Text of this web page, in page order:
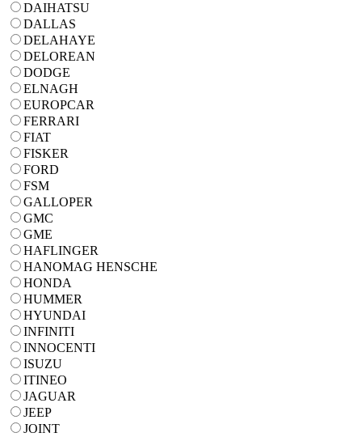
DAIHATSU
DALLAS
DELAHAYE
DELOREAN
DODGE
ELNAGH
EUROPCAR
FERRARI
FIAT
FISKER
FORD
FSM
GALLOPER
GMC
GME
HAFLINGER
HANOMAG HENSCHE
HONDA
HUMMER
HYUNDAI
INFINITI
INNOCENTI
ISUZU
ITINEO
JAGUAR
JEEP
JOINT